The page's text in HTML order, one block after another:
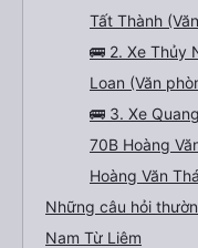
Tất Thành
🚌 2. Xe Thủy
Loan (Văn
🚌 3. Xe
70B Hoàng
Hoàng Văn
Những câu hỏi
Nam Từ Liêm